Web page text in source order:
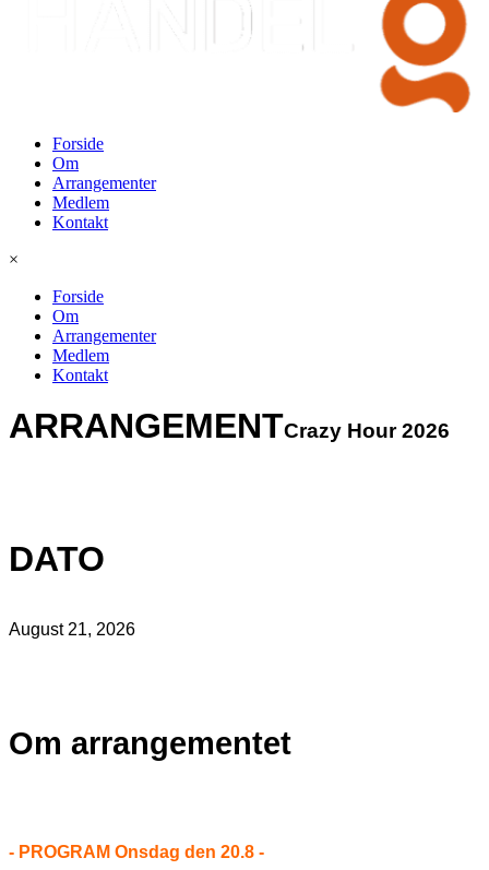
Forside
Om
Arrangementer
Medlem
Kontakt
×
Forside
Om
Arrangementer
Medlem
Kontakt
ARRANGEMENTCrazy Hour 2026
DATO
August 21, 2026
Om arrangementet
- PROGRAM Onsdag den 20.8 -